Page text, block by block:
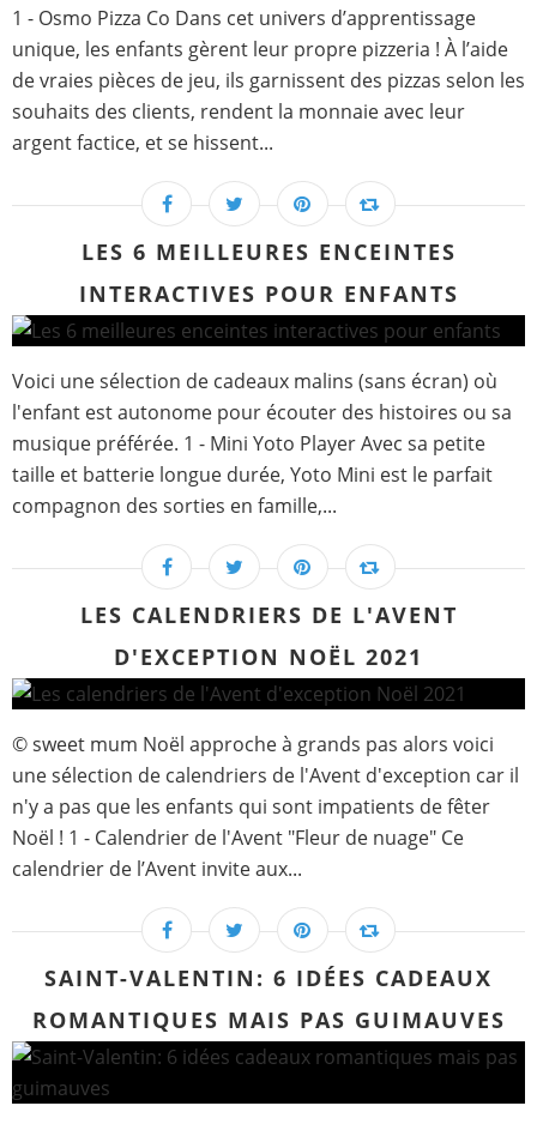
1 - Osmo Pizza Co Dans cet univers d’apprentissage
unique, les enfants gèrent leur propre pizzeria ! À l’aide
de vraies pièces de jeu, ils garnissent des pizzas selon les
souhaits des clients, rendent la monnaie avec leur
argent factice, et se hissent...
LES 6 MEILLEURES ENCEINTES
INTERACTIVES POUR ENFANTS
Voici une sélection de cadeaux malins (sans écran) où
l'enfant est autonome pour écouter des histoires ou sa
musique préférée. 1 - Mini Yoto Player Avec sa petite
taille et batterie longue durée, Yoto Mini est le parfait
compagnon des sorties en famille,...
LES CALENDRIERS DE L'AVENT
D'EXCEPTION NOËL 2021
© sweet mum Noël approche à grands pas alors voici
une sélection de calendriers de l'Avent d'exception car il
n'y a pas que les enfants qui sont impatients de fêter
Noël ! 1 - Calendrier de l'Avent "Fleur de nuage" Ce
calendrier de l’Avent invite aux...
SAINT-VALENTIN: 6 IDÉES CADEAUX
ROMANTIQUES MAIS PAS GUIMAUVES